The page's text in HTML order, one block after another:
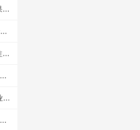
如何保证差压变送器的效果准确
PDS863液位变送器为各行业液位管控提供可靠的技术支撑
液位变送器的选购需要关注哪些方面
316不锈钢压力表安装时压力测点的选择很重要
差压变送器EJA110E为工业智能化升级注入强劲动力
如何才能做好316不锈钢压力表的防腐工作？